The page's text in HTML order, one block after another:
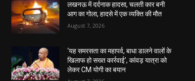
लखनऊ में दर्दनाक हादसा, चलती कार बनी
आग का गोला, हादसे में एक व्यक्ति की मौत
August 7, 2026
‘यह समरसता का महापर्व, बाधा डालने वालों के
खिलाफ हो सख्त कार्रवाई’, कांवड़ यात्रा को
लेकर CM योगी का बयान